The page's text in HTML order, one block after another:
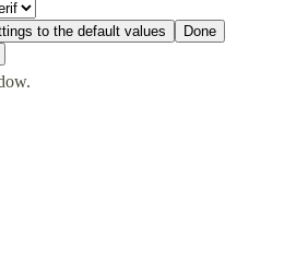
to the default values
Done